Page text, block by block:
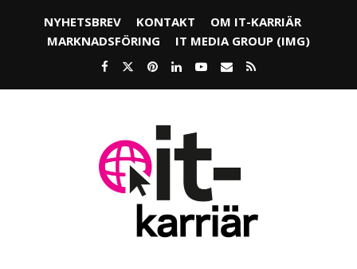
NYHETSBREV KONTAKT
OM IT-KARRIÄR
MARKNADSFÖRING
IT MEDIA GROUP (IMG)